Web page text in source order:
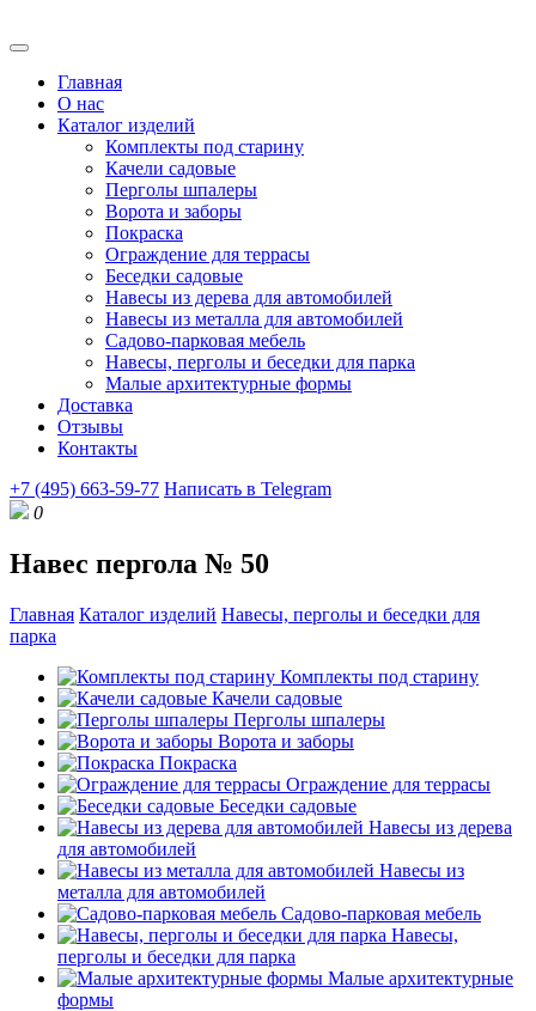
Главная
О нас
Каталог изделий
Комплекты под старину
Качели садовые
Перголы шпалеры
Ворота и заборы
Покраска
Ограждение для террасы
Беседки садовые
Навесы из дерева для автомобилей
Навесы из металла для автомобилей
Садово-парковая мебель
Навесы, перголы и беседки для парка
Малые архитектурные формы
Доставка
Отзывы
Контакты
+7 (495) 663-59-77 Написать в Telegram
0
Навес пергола № 50
Главная Каталог изделий Навесы, перголы и беседки для
парка
Комплекты под старину
Качели садовые
Перголы шпалеры
Ворота и заборы
Покраска
Ограждение для террасы
Беседки садовые
Навесы из дерева
для автомобилей
Навесы из
металла для автомобилей
Садово-парковая мебель
Навесы,
перголы и беседки для парка
Малые архитектурные
формы